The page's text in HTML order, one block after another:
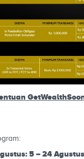
5 – 24